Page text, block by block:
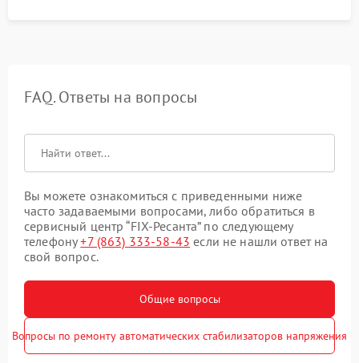
FAQ. Ответы на вопросы
Вы можете ознакомиться с приведенными ниже
часто задаваемыми вопросами, либо обратиться в
сервисный центр “FIX-Ресанта” по следующему
телефону+7 (863) 333-58-43 если не нашли ответ на
свой вопрос.
Общие вопросы
Вопросы по ремонту автоматических стабилизаторов напряжения